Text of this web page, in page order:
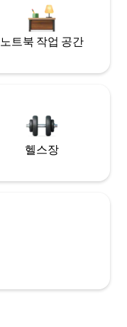
노트북 작업 공간
헬스장